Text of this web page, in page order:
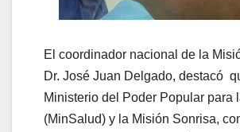
El coordinador nacional de la
Dr. José Juan Delgado, destacó
Ministerio del Poder Popular para
(MinSalud) y la Misión Sonrisa,